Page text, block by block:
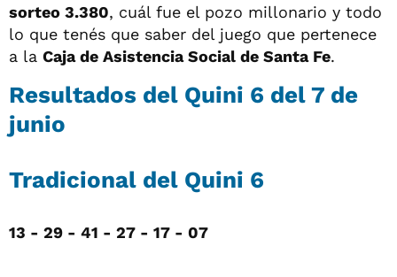
sorteo 3.380, cuál fue el pozo millonario y todo
lo que tenés que saber del juego que pertenece
a la Caja de Asistencia Social de Santa Fe.
Resultados del Quini 6 del 7 de
junio
Tradicional del Quini 6
13 - 29 - 41 - 27 - 17 - 07